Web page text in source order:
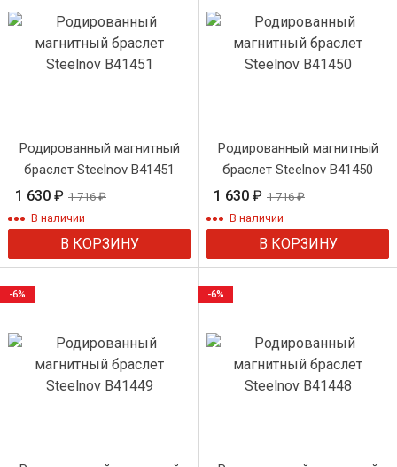
Родированный магнитный
браслет Steelnov B41451
1 630 ₽ 1 716₽
В наличии
В КОРЗИНУ
Родированный магнитный
браслет Steelnov B41450
1 630 ₽ 1 716₽
В наличии
В КОРЗИНУ
-6% -6%